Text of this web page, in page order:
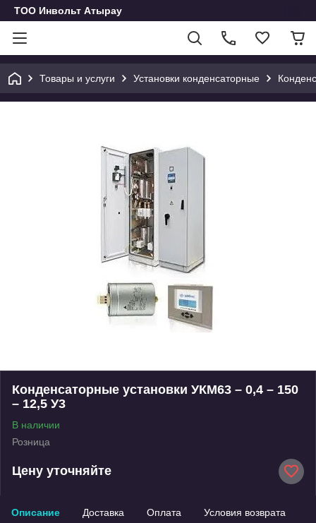
ТОО Инвольт Атырау
Товары и услуги Установки конденсаторные
Конденсаторные установки УКМ63 – 0,4 – 150
– 12,5 У3
В наличии
Розница
Цену уточняйте
Описание Доставка Оплата Условия возврата